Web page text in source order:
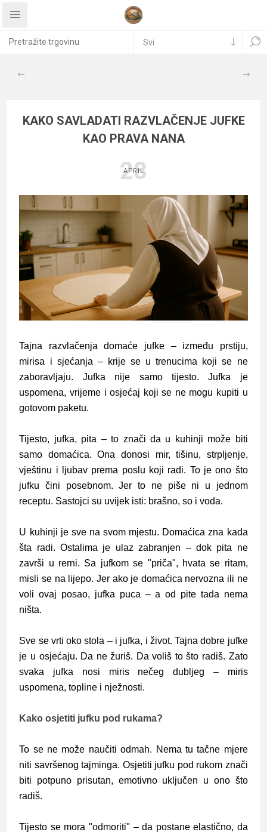
KAKO SAVLADATI RAZVLAČENJE JUFKE
KAO PRAVA NANA
28
APRIL
Tajna razvlačenja domaće jufke – između prstiju,
mirisa i sjećanja – krije se u trenucima koji se ne
zaboravljaju. Jufka nije samo tijesto. Jufka je
uspomena, vrijeme i osjećaj koji se ne mogu kupiti u
gotovom paketu.
Tijesto, jufka, pita – to znači da u kuhinji može biti
samo domaćica. Ona donosi mir, tišinu, strpljenje,
vještinu i ljubav prema poslu koji radi. To je ono što
jufku čini posebnom. Jer to ne piše ni u jednom
receptu. Sastojci su uvijek isti: brašno, so i voda.
U kuhinji je sve na svom mjestu. Domaćica zna kada
šta radi. Ostalima je ulaz zabranjen – dok pita ne
završi u rerni. Sa jufkom se "priča", hvata se ritam,
misli se na lijepo. Jer ako je domaćica nervozna ili ne
voli ovaj posao, jufka puca – a od pite tada nema
ništa.
Sve se vrti oko stola – i jufka, i život. Tajna dobre jufke
je u osjećaju. Da ne žuriš. Da voliš to što radiš. Zato
svaka jufka nosi miris nečeg dubljeg – miris
uspomena, topline i nježnosti.
Kako osjetiti jufku pod rukama?
To se ne može naučiti odmah. Nema tu tačne mjere
niti savršenog tajminga. Osjetiti jufku pod rukom znači
biti potpuno prisutan, emotivno uključen u ono što
radiš.
Tijesto se mora "odmoriti" – da postane elastično, da